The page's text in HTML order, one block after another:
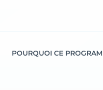
POURQUOI CE